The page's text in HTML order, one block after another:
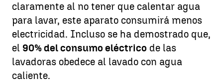
claramente al no tener que calentar agua
para lavar, este aparato consumirá menos
electricidad. Incluso se ha demostrado que,
el 90% del consumo eléctrico de las
lavadoras obedece al lavado con agua
caliente.